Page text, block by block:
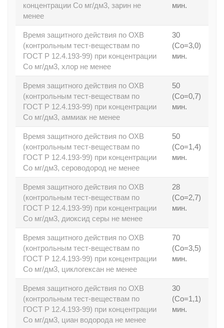
концентрации Со мг/дм3, зарин не
менее
мин.
Время защитного действия по ОХВ
(контрольным тест-веществам по
ГОСТ Р 12.4.193-99) при концентрации
Со мг/дм3, хлор не менее
30
(Со=3,0)
мин.
Время защитного действия по ОХВ
(контрольным тест-веществам по
ГОСТ Р 12.4.193-99) при концентрации
Со мг/дм3, аммиак не менее
50
(Со=0,7)
мин.
Время защитного действия по ОХВ
(контрольным тест-веществам по
ГОСТ Р 12.4.193-99) при концентрации
Со мг/дм3, сероводород не менее
50
(Со=1,4)
мин.
Время защитного действия по ОХВ
(контрольным тест-веществам по
ГОСТ Р 12.4.193-99) при концентрации
Со мг/дм3, диоксид серы не менее
28
(Со=2,7)
мин.
Время защитного действия по ОХВ
(контрольным тест-веществам по
ГОСТ Р 12.4.193-99) при концентрации
Со мг/дм3, циклогексан не менее
70
(Со=3,5)
мин.
Время защитного действия по ОХВ
(контрольным тест-веществам по
ГОСТ Р 12.4.193-99) при концентрации
Со мг/дм3, циан водорода не менее
30
(Со=1,1)
мин.